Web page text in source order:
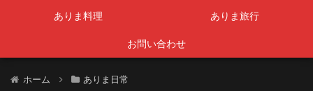
ありま料理 ありま旅行
お問い合わせ
ホーム ありま日常